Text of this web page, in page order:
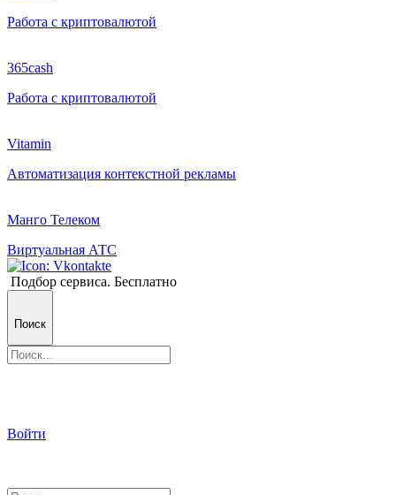
Работа с криптовалютой
365cash
Работа с криптовалютой
Vitamin
Автоматизация контекстной рекламы
Манго Телеком
Виртуальная АТС
Подбор сервиса. Бесплатно
Поиск
Войти